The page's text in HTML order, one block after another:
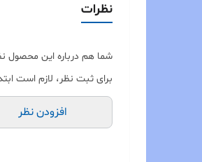
نظرات
شما هم درباره این محصول
برای ثبت نظر، لازم است
افزودن نظر